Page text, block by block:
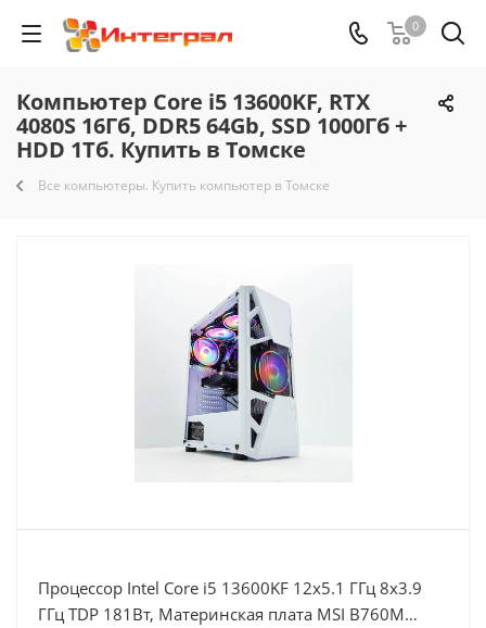
0
Компьютер Core i5 13600KF, RTX
4080S 16Гб, DDR5 64Gb, SSD 1000Гб +
HDD 1Тб. Купить в Томске
Все компьютеры. Купить компьютер в Томске
Процессор Intel Core i5 13600KF 12x5.1 ГГц 8x3.9
ГГц TDP 181Вт, Материнская плата MSI B760M